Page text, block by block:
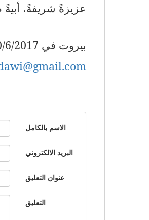
عزيزةً شريفةً،
بيروت في 10/6/2017
الاسم بالكامل
البريد الالكتروني
عنوان التعليق
التعليق